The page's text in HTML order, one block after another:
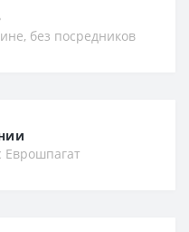
без посредников
Еврошпагат